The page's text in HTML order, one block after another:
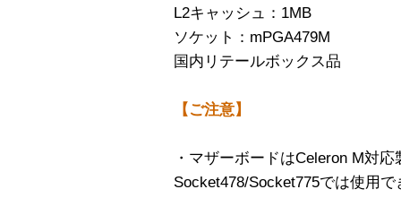
L2キャッシュ：1MB
ソケット：mPGA479M
国内リテールボックス品
【ご注意】
・マザーボードはCeleron M対
Socket478/Socket775では使用で